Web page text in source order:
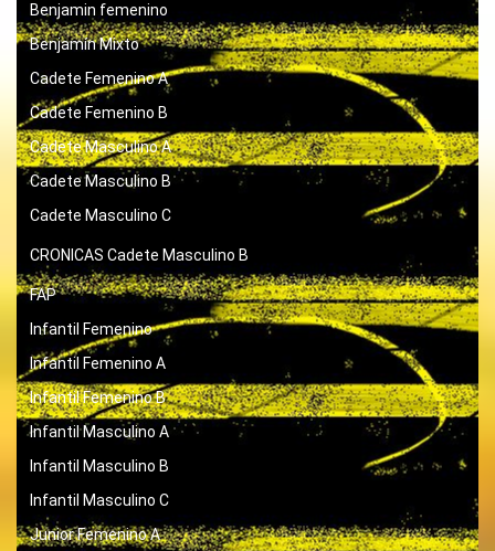
Benjamin femenino
Benjamín Mixto
Cadete Femenino A
Cadete Femenino B
Cadete Masculino A
Cadete Masculino B
Cadete Masculino C
CRONICAS Cadete Masculino B
FAP
Infantil Femenino
Infantil Femenino A
Infantil Femenino B
Infantil Masculino A
Infantil Masculino B
Infantil Masculino C
Junior Femenino A